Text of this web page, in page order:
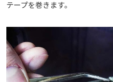
テープを巻きます。